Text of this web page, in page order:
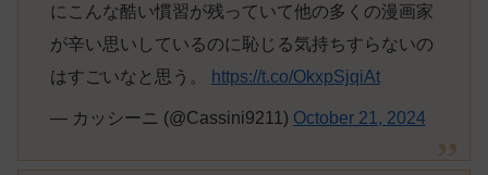
にこんな酷い慣習が残っていて他の多くの漫画家
が辛い思いしているのに恥じる気持ちすらないの
はすごいなと思う。
https://t.co/OkxpSjqiAt
— カッシーニ (@Cassini9211) October 21, 2024